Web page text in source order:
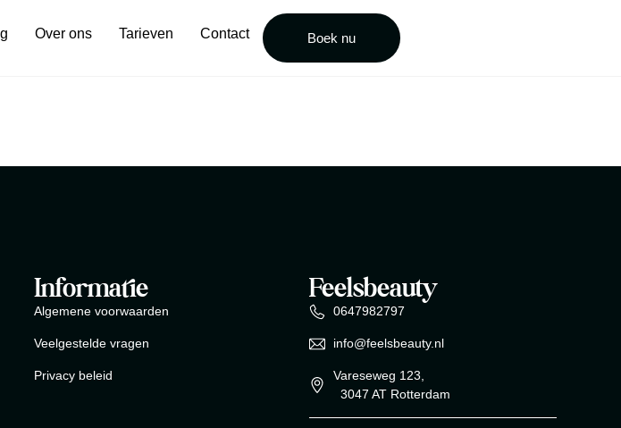
Over ons Tarieven Contact Boek nu
Informatie
Algemene voorwaarden
Veelgestelde vragen
Privacy beleid
Feelsbeauty
0647982797
info@feelsbeauty.nl
Vareseweg 123,
3047 AT Rotterdam